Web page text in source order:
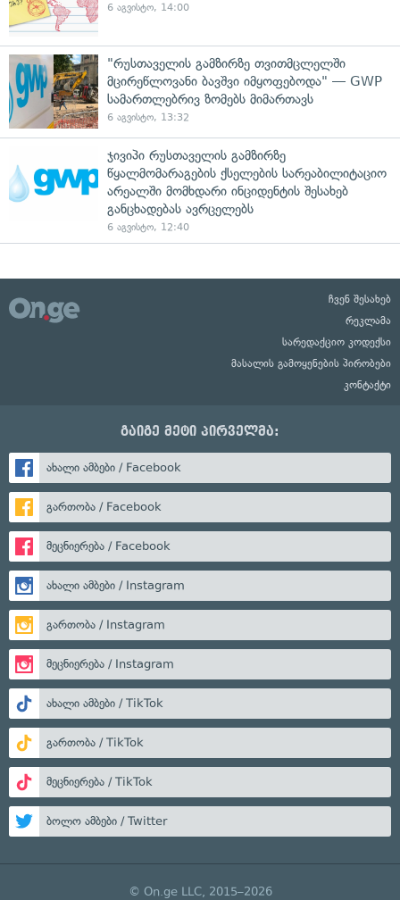
6 აგვისტო, 14:00
"რუსთაველის გამზირზე თვითმცლელში
მცირეწლოვანი ბავშვი იმყოფებოდა" — GWP
სამართლებრივ ზომებს მიმართავს
6 აგვისტო, 13:32
ჯივიპი რუსთაველის გამზირზე
წყალმომარაგების ქსელების სარეაბილიტაციო
არეალში მომხდარი ინციდენტის შესახებ
განცხადებას ავრცელებს
6 აგვისტო, 12:40
ჩვენ შესახებ
რეკლამა
სარედაქციო კოდექსი
მასალის გამოყენების პირობები
კონტაქტი
გაიგე მეტი პირველმა:
ახალი ამბები / Facebook
გართობა / Facebook
მეცნიერება / Facebook
ახალი ამბები / Instagram
გართობა / Instagram
მეცნიერება / Instagram
ახალი ამბები / TikTok
გართობა / TikTok
მეცნიერება / TikTok
ბოლო ამბები / Twitter
© On.ge LLC, 2015–2026